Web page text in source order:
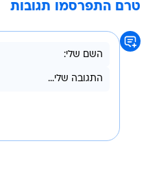
טרם התפרסמו תגובות